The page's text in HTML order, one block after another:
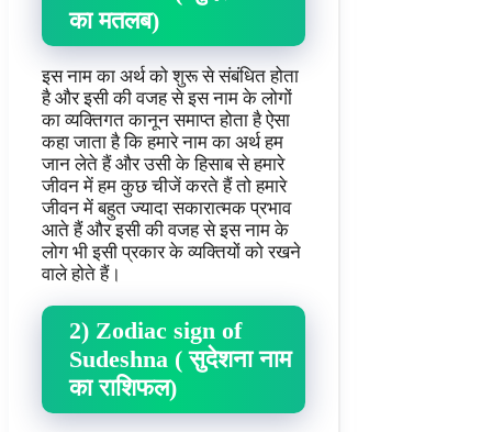
का मतलब)
इस नाम का अर्थ को शुरू से संबंधित होता
है और इसी की वजह से इस नाम के लोगों
का व्यक्तिगत कानून समाप्त होता है ऐसा
कहा जाता है कि हमारे नाम का अर्थ हम
जान लेते हैं और उसी के हिसाब से हमारे
जीवन में हम कुछ चीजें करते हैं तो हमारे
जीवन में बहुत ज्यादा सकारात्मक प्रभाव
आते हैं और इसी की वजह से इस नाम के
लोग भी इसी प्रकार के व्यक्तियों को रखने
वाले होते हैं।
2) Zodiac sign of
Sudeshna ( सुदेशना नाम
का राशिफल)